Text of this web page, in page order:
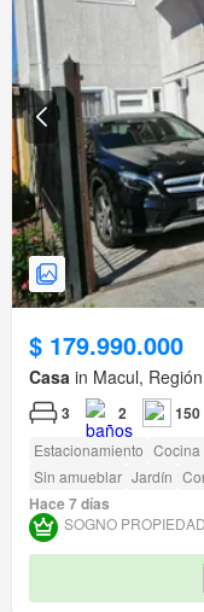
$ 179.990.000
Casa in Macul,
3 2 150
Estacionamiento Cocina
Sin amueblar Jardín
Hace 7 días
SOGNO